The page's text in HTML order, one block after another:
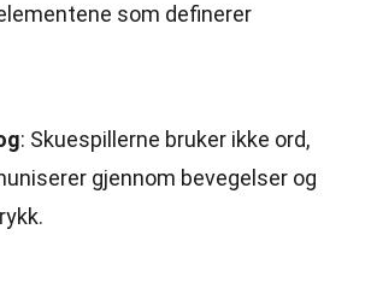
som definerer
: Skuespillerne bruker ikke ord,
gjennom bevegelser og